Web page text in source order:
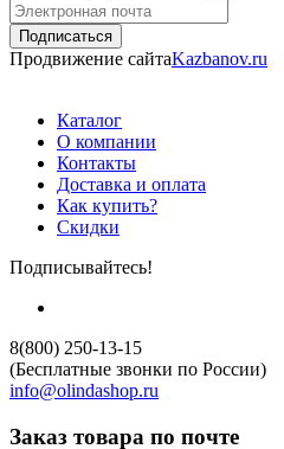
Продвижение сайтаKazbanov.ru
Каталог
О компании
Контакты
Доставка и оплата
Как купить?
Скидки
Подписывайтесь!
8(800) 250-13-15
(Бесплатные звонки по России)
info@olindashop.ru
Заказ товара по почте